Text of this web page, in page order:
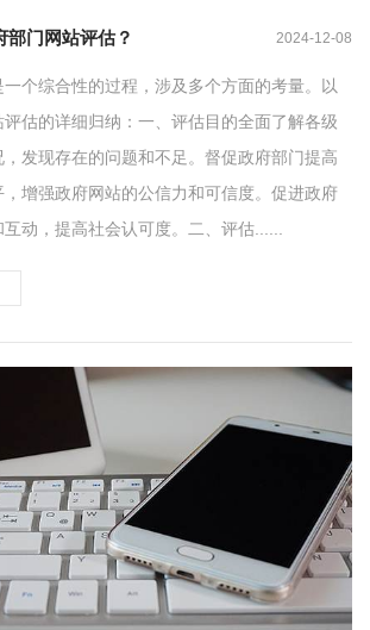
部门网站评估？ 2024-12-08
个综合性的过程，涉及多个方面的考量。以
估的详细归纳：一、评估目的全面了解各级
发现存在的问题和不足。督促政府部门提高
，增强政府网站的公信力和可信度。促进政府
动，提高社会认可度。二、评估......